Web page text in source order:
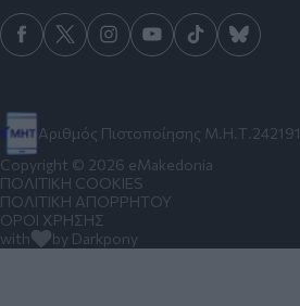
Αριθμός Πιστοποίησης Μ.Η.Τ.242191
Copyright © 2026 eMakedonia
ΠΟΛΙΤΙΚΗ COOKIES
ΠΟΛΙΤΙΚΗ ΑΠΟΡΡΗΤΟΥ
ΟΡΟΙ ΧΡΗΣΗΣ
with
by Darkpony